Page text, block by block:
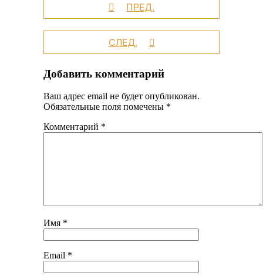
ПРЕД.
СЛЕД.
Добавить комментарий
Ваш адрес email не будет опубликован.
Обязательные поля помечены *
Комментарий *
Имя *
Email *